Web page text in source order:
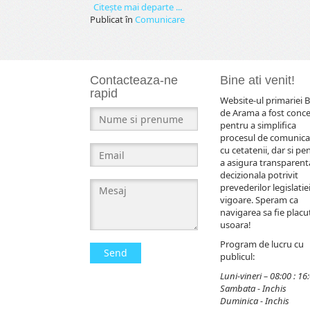
Citeşte mai departe ...
Publicat în Comunicare
Contacteaza-ne
rapid
Send
Bine ati venit!
Website-ul primariei
de Arama a fost
pentru a simplifica
procesul de
cu cetatenii, dar si
a asigura
decizionala potrivit
prevederilor
vigoare. Speram ca
navigarea sa fie
usoara!
Program de lucru cu
publicul:
Luni-vineri – 08:00 :
Sambata - Inchis
Duminica - Inchis